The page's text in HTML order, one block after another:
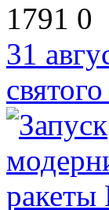
1791 0
31